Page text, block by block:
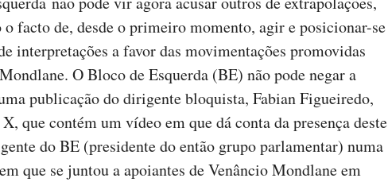
o facto de, desde o primeiro momento, agir e posicionar-se
interpretações a favor das movimentações promovidas
O Bloco de Esquerda (BE) não pode negar a
publicação do dirigente bloquista, Fabian Figueiredo,
que contém um vídeo em que dá conta da presença deste
do BE (presidente do então grupo parlamentar) numa
que se juntou a apoiantes de Venâncio Mondlane em